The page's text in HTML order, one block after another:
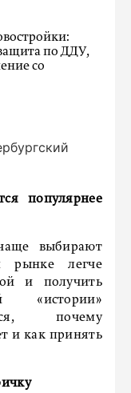
по ДДУ,
со
популярнее
выбирают
рынке легче
и получить
«истории»
почему
и как принять